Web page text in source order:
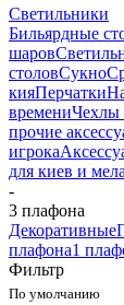
Светильники
Бильярдные
шаров
столовСукно
кияПерчатки
времениЧехлы
прочие
игрока
для киев и мела
-
3 плафона
Декоративные
плафона1
Фильтр
По умолчанию